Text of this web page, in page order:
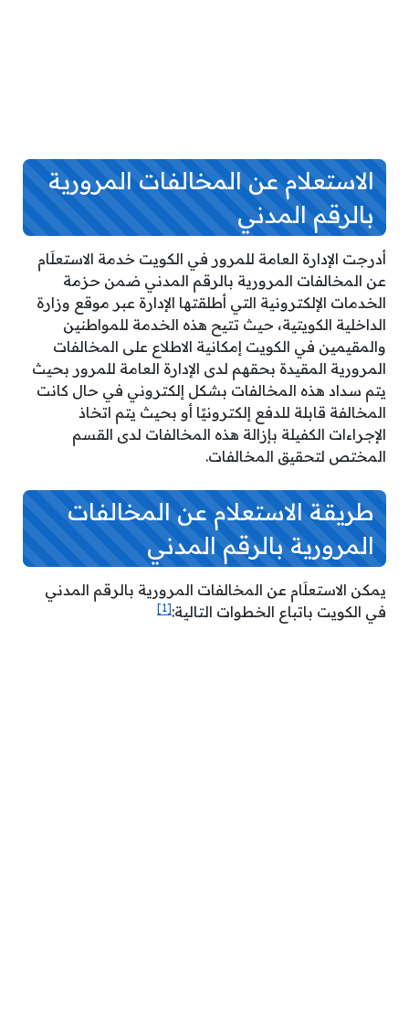
الاستعلام عن المخالفات المرورية
بالرقم المدني
أدرجت الإدارة العامة للمرور في الكويت خدمة الاستعلَام
عن المخالفات المرورية بالرقم المدني ضمن حزمة
الخدمات الإلكترونية التي أطلقتها الإدارة عبر موقع وزارة
الداخلية الكويتية، حيث تتيح هذه الخدمة للمواطنين
والمقيمين في الكويت إمكانية الاطلاع على المخالفات
المرورية المقيدة بحقهم لدى الإدارة العامة للمرور بحيث
يتم سداد هذه المخالفات بشكل إلكتروني في حال كانت
المخالفة قابلة للدفع إلكترونيًا أو بحيث يتم اتخاذ
الإجراءات الكفيلة بإزالة هذه المخالفات لدى القسم
المختص لتحقيق المخالفات.
طريقة الاستعلام عن المخالفات
المرورية بالرقم المدني
يمكن الاستعلَام عن المخالفات المرورية بالرقم المدني
في الكويت باتباع الخطوات التالية:[1]